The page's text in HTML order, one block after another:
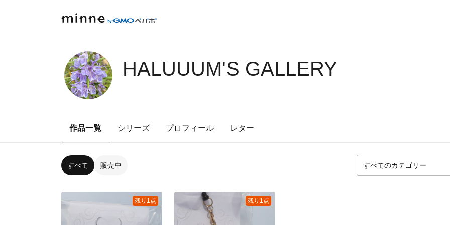
HALUUUM'S GALLERY
作品一覧 シリーズ プロフィール レター
すべて 販売中
残り1点 残り1点